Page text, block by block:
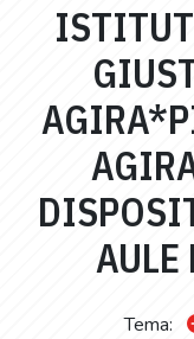
AULE
Tema: